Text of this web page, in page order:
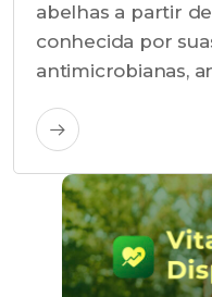
abelhas a partir
conhecida por
antimicrobianas,